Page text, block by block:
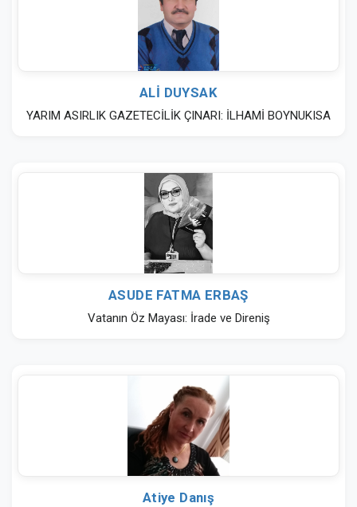
ALİ DUYSAK
YARIM ASIRLIK GAZETECİLİK ÇINARI: İLHAMİ BOYNUKISA
ASUDE FATMA ERBAŞ
Vatanın Öz Mayası: İrade ve Direniş
Atiye Danış